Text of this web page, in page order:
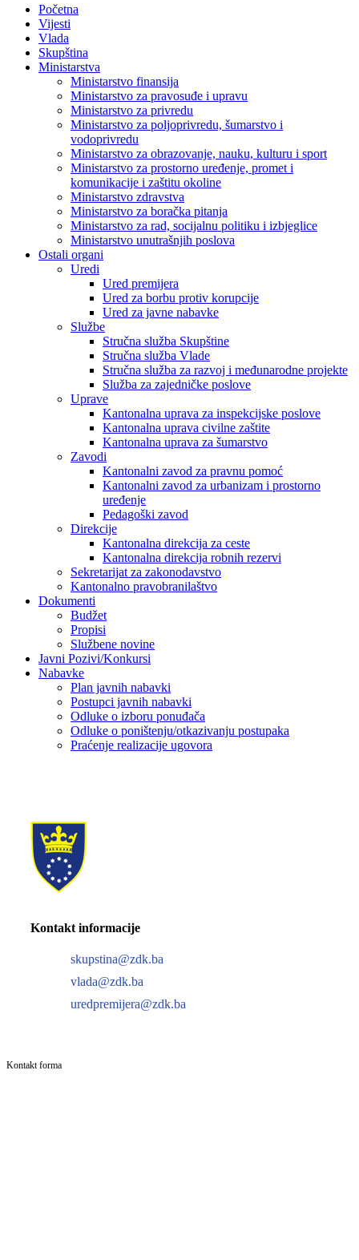
Početna
Vijesti
Vlada
Skupština
Ministarstva
Ministarstvo finansija
Ministarstvo za pravosuđe i upravu
Ministarstvo za privredu
Ministarstvo za poljoprivredu, šumarstvo i
vodoprivredu
Ministarstvo za obrazovanje, nauku, kulturu i sport
Ministarstvo za prostorno uređenje, promet i
komunikacije i zaštitu okoline
Ministarstvo zdravstva
Ministarstvo za boračka pitanja
Ministarstvo za rad, socijalnu politiku i izbjeglice
Ministarstvo unutrašnjih poslova
Ostali organi
Uredi
Ured premijera
Ured za borbu protiv korupcije
Ured za javne nabavke
Službe
Stručna služba Skupštine
Stručna služba Vlade
Stručna služba za razvoj i međunarodne projekte
Služba za zajedničke poslove
Uprave
Kantonalna uprava za inspekcijske poslove
Kantonalna uprava civilne zaštite
Kantonalna uprava za šumarstvo
Zavodi
Kantonalni zavod za pravnu pomoć
Kantonalni zavod za urbanizam i prostorno
uređenje
Pedagoški zavod
Direkcije
Kantonalna direkcija za ceste
Kantonalna direkcija robnih rezervi
Sekretarijat za zakonodavstvo
Kantonalno pravobranilaštvo
Dokumenti
Budžet
Propisi
Službene novine
Javni Pozivi/Konkursi
Nabavke
Plan javnih nabavki
Postupci javnih nabavki
Odluke o izboru ponuđača
Odluke o poništenju/otkazivanju postupaka
Praćenje realizacije ugovora
Kontakt informacije
skupstina@zdk.ba
vlada@zdk.ba
uredpremijera@zdk.ba
Kontakt forma